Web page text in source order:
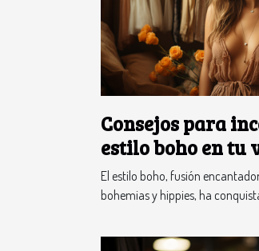
Consejos para
estilo boho en tu
diario
El estilo boho, fusión
bohemias y hippies, ha